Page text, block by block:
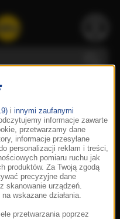
i innymi zaufanymi
informacje zawarte
przetwarzamy dane
informacje przesyłane
personalizacji reklam i treści,
pomiaru ruchu jak
produktów. Za Twoją zgodą
precyzyjne dane
skanowanie urządzeń.
wskazane działania.
przetwarzania poprzez